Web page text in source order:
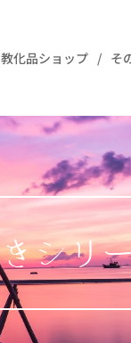
教化品ショップ そ
シリ